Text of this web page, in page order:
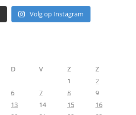
Volg op Instagram
D V Z
Z
1
2
6 7 8
9
13 14 15
16